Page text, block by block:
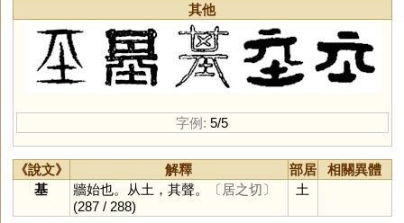
其他
字例: 5/5
《說文》 解釋 部居
相關異體
基
牆始也。从土，其聲。
〔居之切〕
(287 / 288)
土